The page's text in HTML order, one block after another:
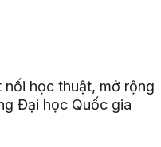
học thuật, mở rộng
Đại học Quốc gia